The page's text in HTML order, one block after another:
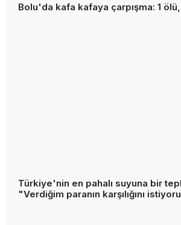
Bolu'da kafa kafaya çarpışma: 1 ölü,
Türkiye'nin en pahalı suyuna bir
"Verdiğim paranın karşılığını